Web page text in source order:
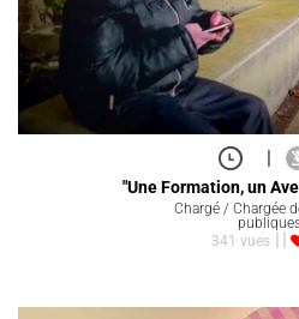
|
"Une Formation, un
Chargé / Chargée
341 vues